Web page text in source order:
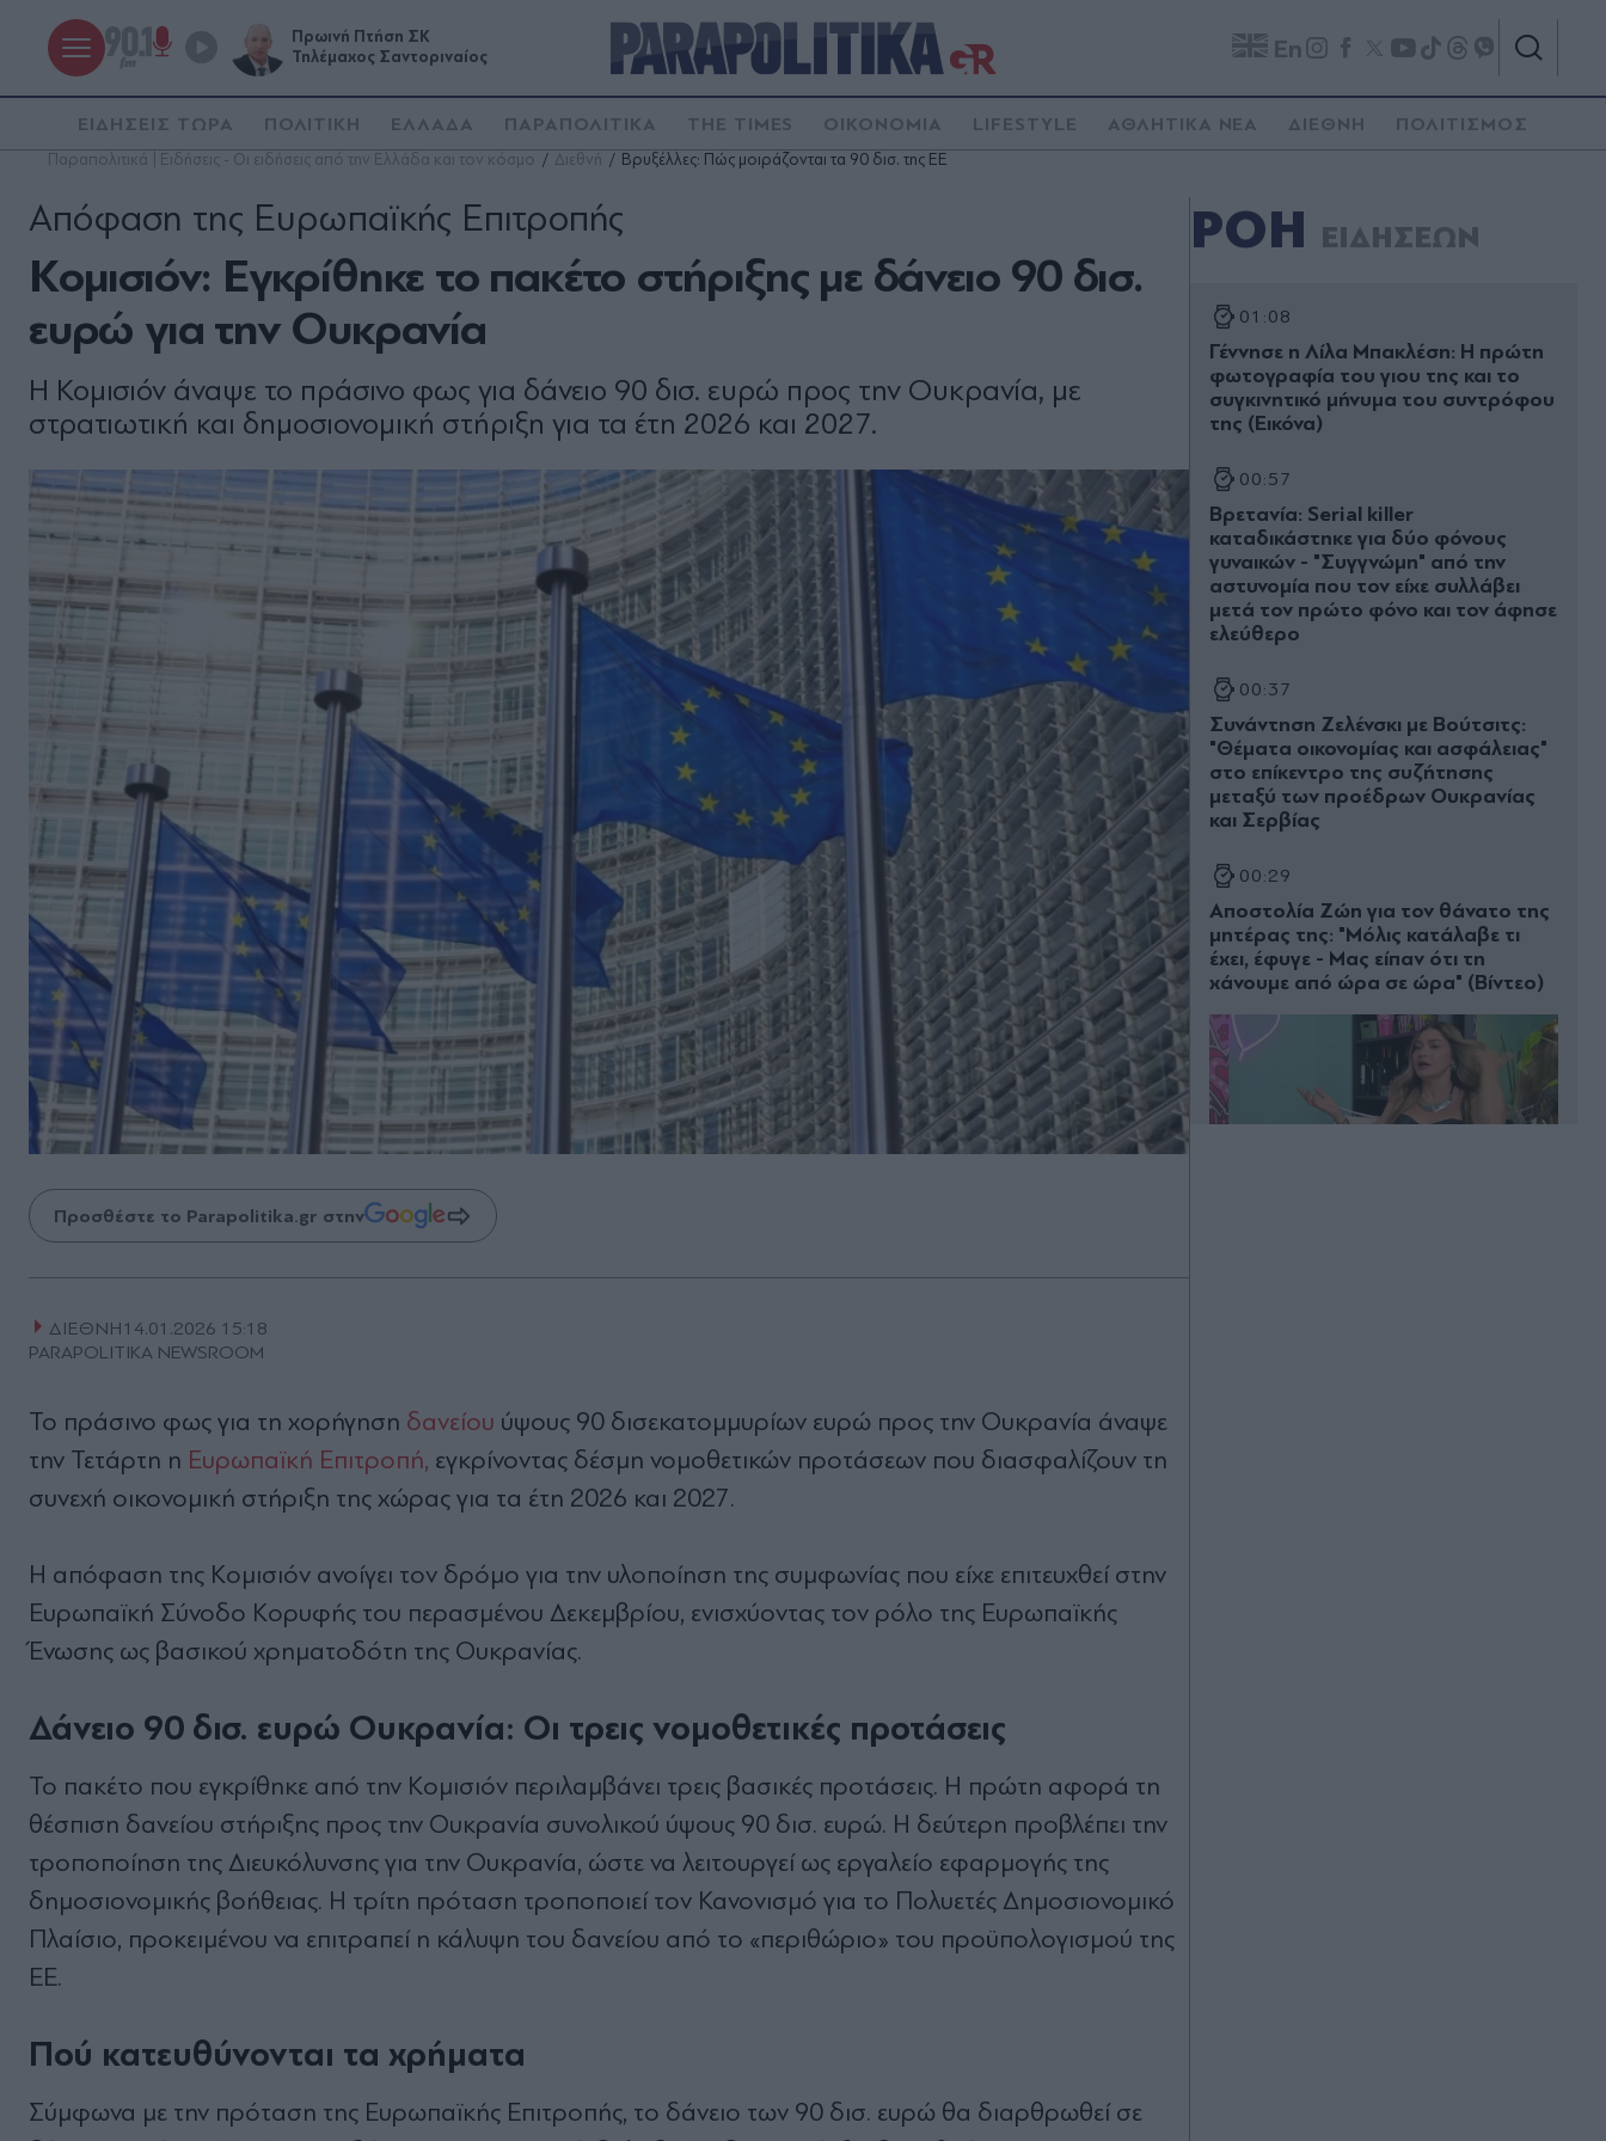
Πρωινή Πτήση ΣΚ
Τηλέμαχος Σαντοριναίος
En
ΕΙΔΗΣΕΙΣ ΤΩΡΑ ΠΟΛΙΤΙΚΗ ΕΛΛΑΔΑ ΠΑΡΑΠΟΛΙΤΙΚΑ THE TIMES ΟΙΚΟΝΟΜΙΑ LIFESTYLE ΑΘΛΗΤΙΚΑ ΝΕΑ ΔΙΕΘΝΗ ΠΟΛΙΤΙΣΜΟΣ
Παραπολιτικά | Ειδήσεις - Οι ειδήσεις από την Ελλάδα και τον κόσμο Διεθνή Βρυξέλλες: Πώς μοιράζονται τα 90 δισ. της ΕΕ
Kομισιόν: Εγκρίθηκε το πακέτο στήριξης με δάνειο 90 δισ.
ευρώ για την Ουκρανία
Απόφαση της Ευρωπαϊκής Επιτροπής
Η Κομισιόν άναψε το πράσινο φως για δάνειο 90 δισ. ευρώ προς την Ουκρανία, με
στρατιωτική και δημοσιονομική στήριξη για τα έτη 2026 και 2027.
Προσθέστε το Parapolitika.gr στην
ΔΙΕΘΝΗ14.01.2026 15:18
PARAPOLITIKA NEWSROOM
Το πράσινο φως για τη χορήγηση δανείου ύψους 90 δισεκατομμυρίων ευρώ προς την Ουκρανία άναψε
την Τετάρτη η Ευρωπαϊκή Επιτροπή, εγκρίνοντας δέσμη νομοθετικών προτάσεων που διασφαλίζουν τη
συνεχή οικονομική στήριξη της χώρας για τα έτη 2026 και 2027.
Η απόφαση της Κομισιόν ανοίγει τον δρόμο για την υλοποίηση της συμφωνίας που είχε επιτευχθεί στην
Ευρωπαϊκή Σύνοδο Κορυφής του περασμένου Δεκεμβρίου, ενισχύοντας τον ρόλο της Ευρωπαϊκής
Ένωσης ως βασικού χρηματοδότη της Ουκρανίας.
Δάνειο 90 δισ. ευρώ Ουκρανία: Οι τρεις νομοθετικές προτάσεις
Το πακέτο που εγκρίθηκε από την Κομισιόν περιλαμβάνει τρεις βασικές προτάσεις. Η πρώτη αφορά τη
θέσπιση δανείου στήριξης προς την Ουκρανία συνολικού ύψους 90 δισ. ευρώ. Η δεύτερη προβλέπει την
τροποποίηση της Διευκόλυνσης για την Ουκρανία, ώστε να λειτουργεί ως εργαλείο εφαρμογής της
δημοσιονομικής βοήθειας. Η τρίτη πρόταση τροποποιεί τον Κανονισμό για το Πολυετές Δημοσιονομικό
Πλαίσιο, προκειμένου να επιτραπεί η κάλυψη του δανείου από το «περιθώριο» του προϋπολογισμού της
ΕΕ.
Πού κατευθύνονται τα χρήματα
Σύμφωνα με την πρόταση της Ευρωπαϊκής Επιτροπής, το δάνειο των 90 δισ. ευρώ θα διαρθρωθεί σε
ΡΟΗ ΕΙΔΗΣΕΩΝ
01:08
Γέννησε η Λίλα Μπακλέση: Η πρώτη
φωτογραφία του γιου της και το
συγκινητικό μήνυμα του συντρόφου
της (Εικόνα)
00:57
Βρετανία: Serial killer
καταδικάστηκε για δύο φόνους
γυναικών - "Συγγνώμη" από την
αστυνομία που τον είχε συλλάβει
μετά τον πρώτο φόνο και τον άφησε
ελεύθερο
00:37
Συνάντηση Ζελένσκι με Βούτσιτς:
"Θέματα οικονομίας και ασφάλειας"
στο επίκεντρο της συζήτησης
μεταξύ των προέδρων Ουκρανίας
και Σερβίας
00:29
Αποστολία Ζώη για τον θάνατο της
μητέρας της: "Μόλις κατάλαβε τι
έχει, έφυγε - Μας είπαν ότι τη
χάνουμε από ώρα σε ώρα" (Βίντεο)